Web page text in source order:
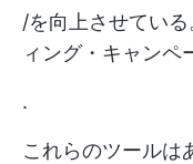
/を向上させてい
ィング・キャンペ
.
これらのツールは